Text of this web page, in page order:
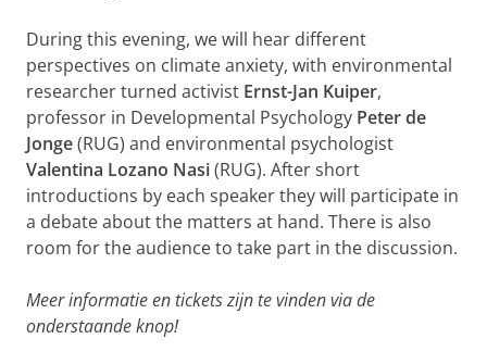
During this evening, we will hear different
perspectives on climate anxiety, with environmental
researcher turned activist Ernst-Jan Kuiper,
professor in Developmental Psychology Peter de
Jonge(RUG) and environmental psychologist
Valentina Lozano Nasi(RUG). After short
introductions by each speaker they will participate in
a debate about the matters at hand. There is also
room for the audience to take part in the discussion.
Meer informatie en tickets zijn te vinden via de
onderstaande knop!